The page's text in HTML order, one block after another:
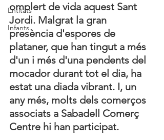
Entitats
Infants
omplert de vida aquest Sant
Jordi. Malgrat la gran
presència d'espores de
plataner, que han tingut a més
d'un i més d'una pendents del
mocador durant tot el dia, ha
estat una diada vibrant. I, un
any més, molts dels comerços
associats a Sabadell Comerç
Centre hi han participat.